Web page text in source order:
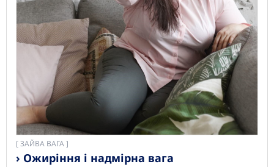
[ЗАЙВА ВАГА
› Ожиріння і надмірна вага